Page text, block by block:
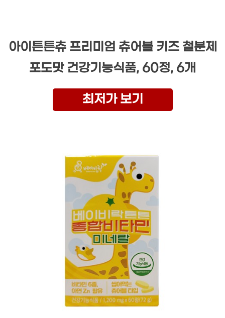
아이튼튼츄 프리미엄 츄어블 키즈 철분제
포도맛 건강기능식품, 60정, 6개
최저가 보기